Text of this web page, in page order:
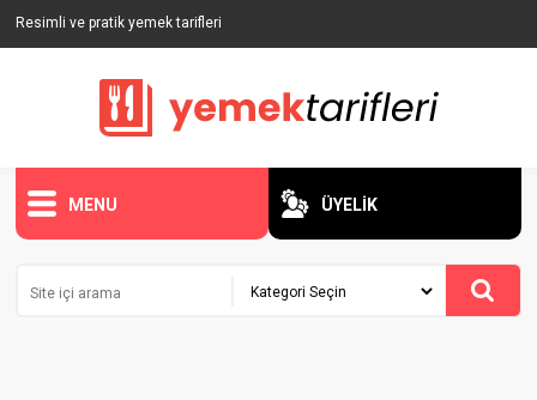
Resimli ve pratik yemek tarifleri
MENU ÜYELİK